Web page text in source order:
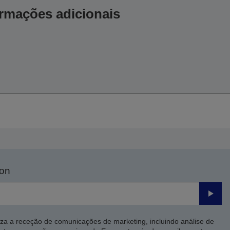
adicionais
Enviar
a receção de comunicações de marketing, incluindo análise de